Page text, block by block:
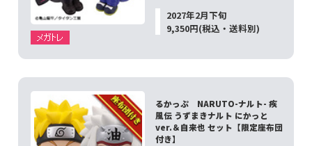
2027年2月下旬
9,350円(税込・送料別)
るかっぷ NARUTO-ナルト- 疾
風伝 うずまきナルト にかっと
ver.＆自来也 セット【限定座布団
付き】